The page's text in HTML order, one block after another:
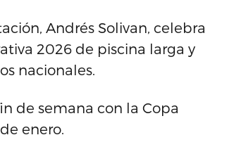
Andrés Solivan, celebra
2026 de piscina larga y
nacionales.
de semana con la Copa
enero.